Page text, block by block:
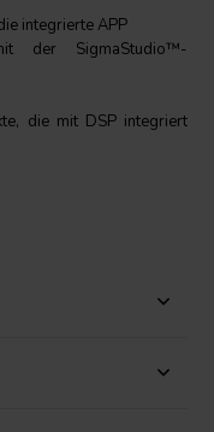
integrierte APP
der SigmaStudio™-
die mit DSP integriert